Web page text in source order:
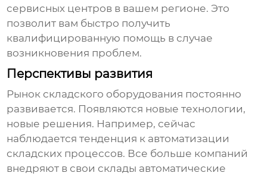
сервисных центров в вашем регионе. Это
позволит вам быстро получить
квалифицированную помощь в случае
возникновения проблем.
Перспективы развития
Рынок складского оборудования постоянно
развивается. Появляются новые технологии,
новые решения. Например, сейчас
наблюдается тенденция к автоматизации
складских процессов. Все больше компаний
внедряют в свои склады автоматические